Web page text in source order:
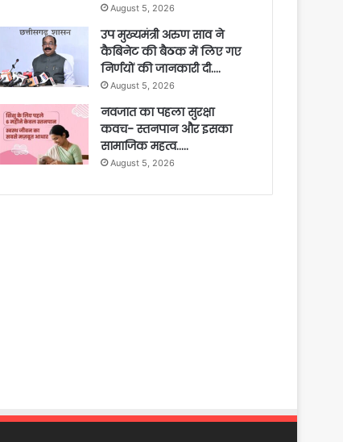
August 5, 2026
उप मुख्यमंत्री अरुण साव ने
कैबिनेट की बैठक में लिए गए
निर्णयों की जानकारी दी….
August 5, 2026
नवजात का पहला सुरक्षा
कवच- स्तनपान और इसका
सामाजिक महत्व…..
August 5, 2026